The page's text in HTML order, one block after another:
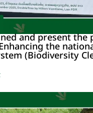
and present the
the
(Biodiversity